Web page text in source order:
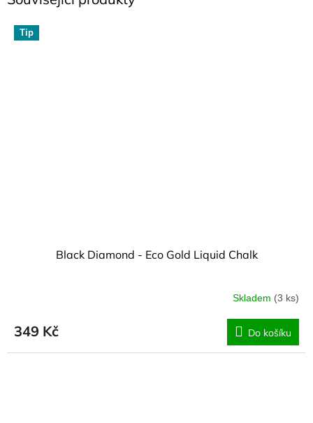
Tip
Black Diamond - Eco Gold Liquid Chalk
Skladem (3 ks)
349 Kč Do košíku